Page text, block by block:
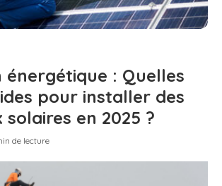
énergétique : Quelles
pour installer des
solaires en 2025 ?
de lecture